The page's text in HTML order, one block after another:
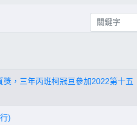
，三年丙班柯冠亘參加2022第十五
)